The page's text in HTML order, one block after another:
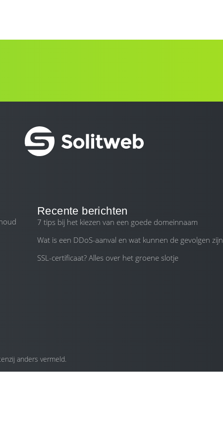
Recente berichten
7 tips bij het kiezen van een goede domeinnaam
Wat is een DDoS-aanval en wat kunnen de gevolgen zijn
SSL-certificaat? Alles over het groene slotje
anders vermeld.